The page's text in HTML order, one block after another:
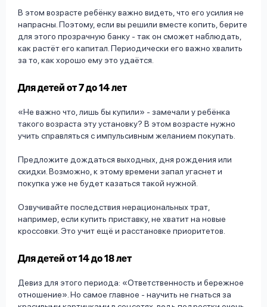
В этом возрасте ребёнку важно видеть, что его усилия не
напрасны. Поэтому, если вы решили вместе копить, берите
для этого прозрачную банку - так он сможет наблюдать,
как растёт его капитал. Периодически его важно хвалить
за то, как хорошо ему это удаётся.
Для детей от 7 до 14 лет
«Не важно что, лишь бы купили» - замечали у ребёнка
такого возраста эту установку? В этом возрасте нужно
учить справляться с импульсивным желанием покупать.
Предложите дождаться выходных, дня рождения или
скидки. Возможно, к этому времени запал угаснет и
покупка уже не будет казаться такой нужной.
Озвучивайте последствия нерациональных трат,
например, если купить приставку, не хватит на новые
кроссовки. Это учит ещё и расстановке приоритетов.
Для детей от 14 до 18 лет
Девиз для этого периода: «Ответственность и бережное
отношение». Но самое главное - научить не гнаться за